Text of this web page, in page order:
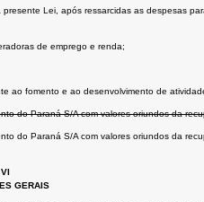
Lei, após ressarcidas as despesas
de emprego e renda;
ao fomento e ao desenvolvimento de
do Paraná S/A com valores oriundos da
do Paraná S/A com valores oriundos da
GERAIS